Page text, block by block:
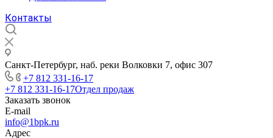
Контакты
Санкт-Петербург, наб. реки Волковки 7, офис 307
+7 812 331-16-17
+7 812 331-16-17Отдел продаж
Заказать звонок
E-mail
info@1bpk.ru
Адрес